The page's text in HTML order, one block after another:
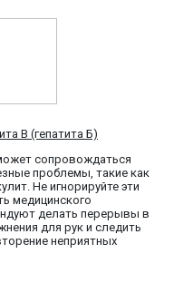
В (гепатита Б)
сопровождаться
проблемы, такие как
Не игнорируйте эти
медицинского
делать перерывы в
для рук и следить
неприятных